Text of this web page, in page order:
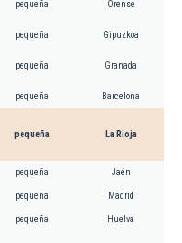
pequeña Orense
pequeña Gipuzkoa
pequeña Granada
pequeña Barcelona
pequeña La Rioja
pequeña Jaén
pequeña Madrid
pequeña Huelva